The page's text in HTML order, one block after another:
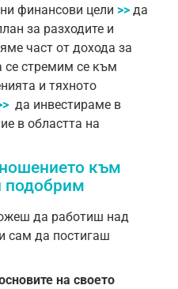
финансови цели >> да
за разходите и
част от дохода за
се стремим се към
и тяхното
да инвестираме в
в областта на
към
подобрим
да работиш над
сам да постигаш
на своето